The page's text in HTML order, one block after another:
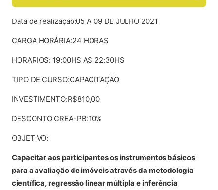
Data de realização:05 A 09 DE JULHO 2021
CARGA HORÁRIA:24 HORAS
HORARIOS: 19:00HS AS 22:30HS
TIPO DE CURSO:CAPACITAÇÃO
INVESTIMENTO:R$810,00
DESCONTO CREA-PB:10%
OBJETIVO:
Capacitar aos participantes os instrumentos básicos
para a avaliação de imóveis através da metodologia
científica, regressão linear múltipla e inferência